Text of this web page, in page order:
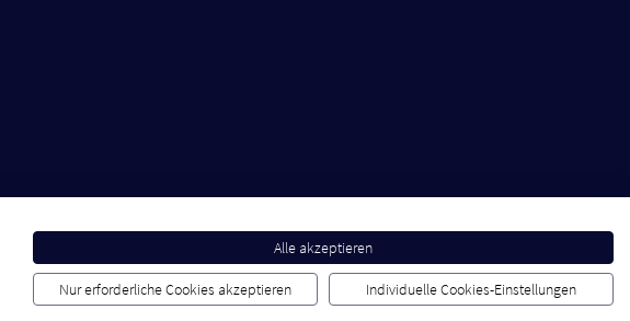
Alle akzeptieren
Nur erforderliche Cookies akzeptieren Individuelle Cookies-Einstellungen